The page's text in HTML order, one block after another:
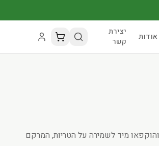
אודות
יצירת
קשר
מיד לשמירה על הטריות, המרקם